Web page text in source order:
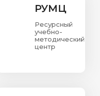
РУМЦ
Ресурсный
учебно-
методический
центр